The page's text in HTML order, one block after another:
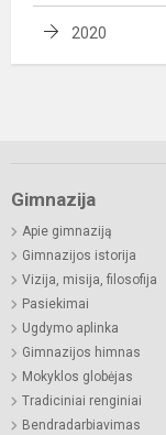
2020
Gimnazija
Apie gimnaziją
Gimnazijos istorija
Vizija, misija, filosofija
Pasiekimai
Ugdymo aplinka
Gimnazijos himnas
Mokyklos globėjas
Tradiciniai renginiai
Bendradarbiavimas